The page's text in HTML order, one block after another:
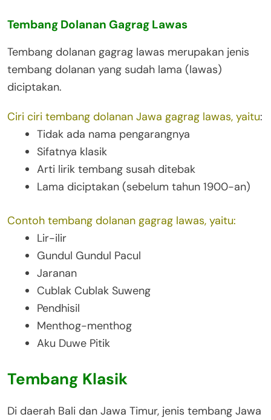
Tembang Dolanan Gagrag Lawas
Tembang dolanan gagrag lawas merupakan jenis
tembang dolanan yang sudah lama (lawas)
diciptakan.
Ciri ciri tembang dolanan Jawa gagrag lawas, yaitu:
Tidak ada nama pengarangnya
Sifatnya klasik
Arti lirik tembang susah ditebak
Lama diciptakan (sebelum tahun 1900-an)
Contoh tembang dolanan gagrag lawas, yaitu:
Lir-ilir
Gundul Gundul Pacul
Jaranan
Cublak Cublak Suweng
Pendhisil
Menthog-menthog
Aku Duwe Pitik
Tembang Klasik
Di daerah Bali dan Jawa Timur, jenis tembang Jawa